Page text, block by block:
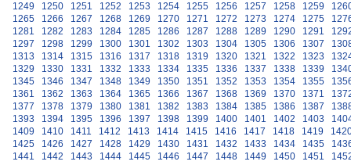
1249
1250 1251 1252 1253 1254 1255 1256 1257 1258 1259
1265
1266 1267 1268 1269 1270 1271 1272 1273 1274 1275
1281
1282 1283 1284 1285 1286 1287 1288 1289 1290 1291
1297
1298 1299 1300 1301 1302 1303 1304 1305 1306 1307
1313
1314 1315 1316 1317 1318 1319 1320 1321 1322 1323
1329
1330 1331 1332 1333 1334 1335 1336 1337 1338 1339
1345
1346 1347 1348 1349 1350 1351 1352 1353 1354 1355
1361
1362 1363 1364 1365 1366 1367 1368 1369 1370 1371
1377
1378 1379 1380 1381 1382 1383 1384 1385 1386 1387
1393
1394 1395 1396 1397 1398 1399 1400 1401 1402 1403
1409
1410 1411 1412 1413 1414 1415 1416 1417 1418 1419
1425
1426 1427 1428 1429 1430 1431 1432 1433 1434 1435
1441
1442 1443 1444 1445 1446 1447 1448 1449 1450 1451